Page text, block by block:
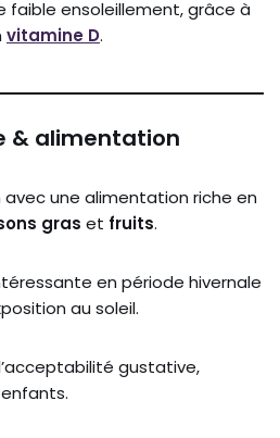
faible ensoleillement, grâce à
vitamine D.
& alimentation
avec une alimentation riche en
gras et fruits.
en période hivernale
au soleil.
gustative,